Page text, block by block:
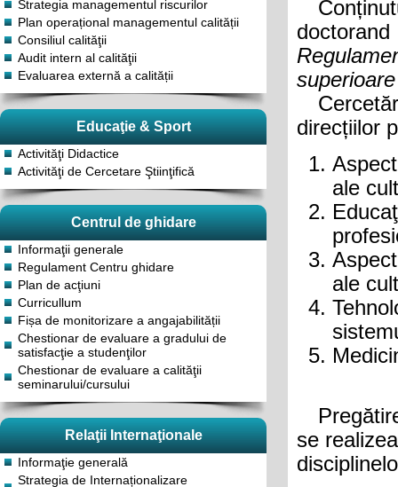
Strategia managementul riscurilor
Plan operațional managementul calității
Consiliul calităţii
Audit intern al calităţii
Evaluarea externă a calității
Educaţie & Sport
Activităţi Didactice
Activităţi de Cercetare Ştiinţifică
Centrul de ghidare
Informaţii generale
Regulament Centru ghidare
Plan de acţiuni
Curricullum
Fișa de monitorizare a angajabilității
Chestionar de evaluare a gradului de
satisfacţie a studenţilor
Chestionar de evaluare a calităţii
seminarului/cursului
Relaţii Internaţionale
Informaţie generală
Strategia de Internaționalizare
direcțiilor
ale
ale
se